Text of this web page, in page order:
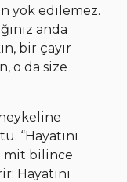
yok edilemez.
anda
bir çayır
o da size
“Hayatını
mit bilince
Hayatını